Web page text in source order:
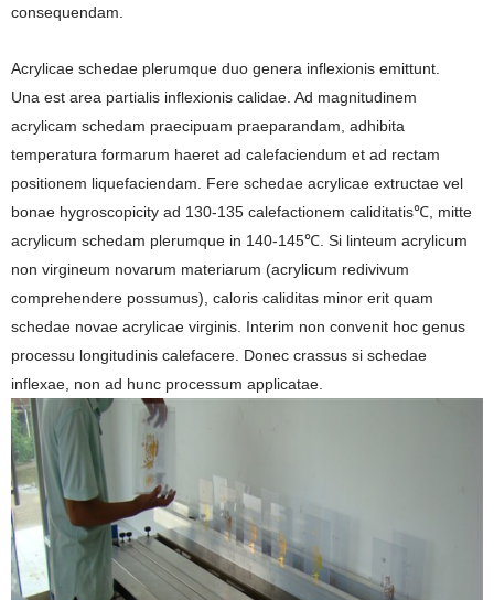
consequendam.
Acrylicae schedae plerumque duo genera inflexionis emittunt.
Una est area partialis inflexionis calidae. Ad magnitudinem
acrylicam schedam praecipuam praeparandam, adhibita
temperatura formarum haeret ad calefaciendum et ad rectam
positionem liquefaciendam. Fere schedae acrylicae extructae vel
bonae hygroscopicity ad 130-135 calefactionem caliditatis℃ , mitte
acrylicum schedam plerumque in 140-145℃ . Si linteum acrylicum
non virgineum novarum materiarum (acrylicum redivivum
comprehendere possumus), caloris caliditas minor erit quam
schedae novae acrylicae virginis. Interim non convenit hoc genus
processu longitudinis calefacere. Donec crassus si schedae
inflexae, non ad hunc processum applicatae.